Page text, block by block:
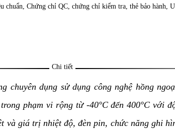
chuẩn, Chứng chỉ QC, chứng chỉ kiểm tra, thẻ bảo hành,
Chi tiết
chuyên dụng sử dụng công nghệ hồng
phạm vi rộng từ -40°C đến 400°C với
giá trị nhiệt độ, đèn pin, chức năng ghi